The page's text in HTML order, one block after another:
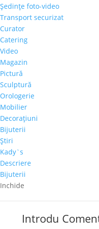
Şedinţe foto-video
Transport securizat
Curator
Catering
Video
Magazin
Pictură
Sculptură
Orologerie
Mobilier
Decoraţiuni
Bijuterii
Ştiri
Kady`s
Descriere
Bijuterii
Inchide
Italia, Olanda, Canada,
S.U.A., Japonia,
monumentale (la
Mina Slanic-Prahova;
Barlad, Buzau si Edinet.
Participant la expozitii
Romania (Slatina, Bals,
Bucuresti, Craiova,
Izvorul Muresului,
strainatate, la Beziers
Roma, Venetia (Italia) si
Constantin Sinescu
Alexandra’s, la Gala
Introdu